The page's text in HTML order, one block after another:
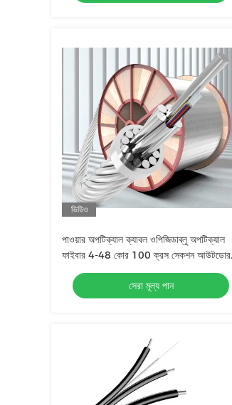
ভিডিও
পাওয়ার অপটিক্যাল ক্যাবল ওপিজিডাব্লু অপটিক্যাল
ফাইবার 4-48 কোর 100 ক্রস সেকশন আউটডোর
কম্পোজিট ওভারহেড গ্রাউন্ড ওয়্যার অপটিক্যাল ক্যাবল
সেরা মূল্য পান